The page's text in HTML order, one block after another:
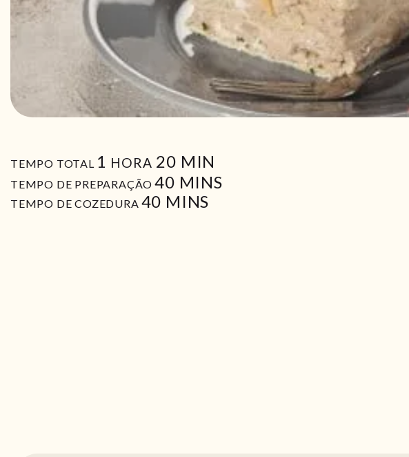
TEMPO TOTAL 1 HORA
HORA 20 MIN
MIN
TEMPO DE PREPARAÇÃO 40MIN
MINS
TEMPO DE COZEDURA 40 MIN
MINS